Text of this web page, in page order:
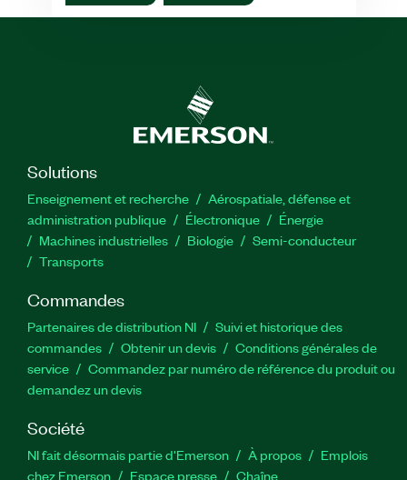
Solutions
Enseignement et recherche
Aérospatiale, défense et
administration publique
Électronique
Énergie​
Machines industrielles
Biologie
Semi-conducteur
Transports
Commandes
Partenaires de distribution NI
Suivi et historique des
commandes
Obtenir un devis
Conditions générales de
service
Commandez par numéro de référence du produit ou
demandez un devis
Société
NI fait désormais partie d'Emerson À propos
Emplois
chez Emerson
Espace presse Chaîne